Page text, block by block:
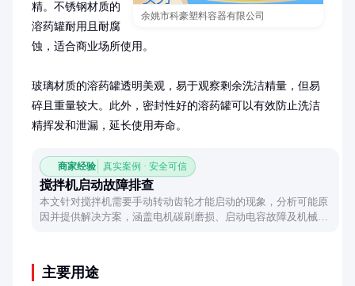
余姚市科豪塑料容器有限公司
精。不锈钢材质的
溶药罐耐用且耐腐
蚀，适合商业场所使用。
玻璃材质的溶药罐透明美观，易于观察剩余洗洁精量，但易
碎且重量较大。此外，密封性好的溶药罐可以有效防止洗洁
精挥发和泄漏，延长使用寿命。
商家经验 真实案例 · 安全可信
搅拌机启动故障排查
本文针对搅拌机需要手动转动齿轮才能启动的现象，分析可能原
因并提供解决方案，涵盖电机碳刷磨损、启动电容故障及机械阻
主要用途